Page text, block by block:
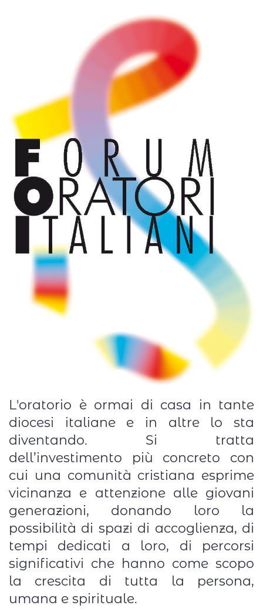
L'oratorio è ormai di casa in tante
diocesi italiane e in altre lo sta
diventando. Si tratta
dell’investimento più concreto con
cui una comunità cristiana esprime
vicinanza e attenzione alle giovani
generazioni, donando loro la
possibilità di spazi di accoglienza, di
tempi dedicati a loro, di percorsi
significativi che hanno come scopo
la crescita di tutta la persona,
umana e spirituale.